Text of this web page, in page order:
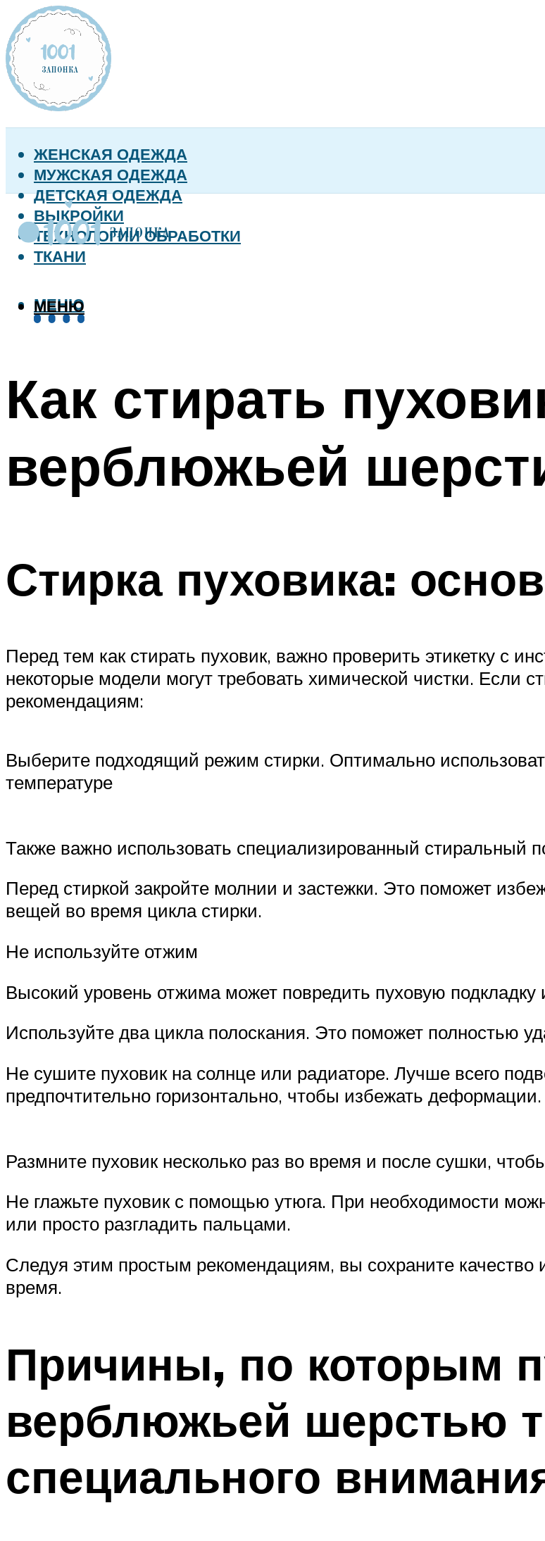
ЖЕНСКАЯ ОДЕЖДА
МУЖСКАЯ ОДЕЖДА
ДЕТСКАЯ ОДЕЖДА
ВЫКРОЙКИ
ТЕХНОЛОГИИ ОБРАБОТКИ
ТКАНИ
МЕНЮ
МЕНЮ
Как стирать
верблюжьей
Стирка пуховика:
Перед тем как стирать пуховик, важно проверить этикетку с
некоторые модели могут требовать химической чистки. Если
рекомендациям:
Выберите подходящий режим стирки. Оптимально
температуре
Также важно использовать специализированный стиральный
Перед стиркой закройте молнии и застежки. Это поможет
вещей во время цикла стирки.
Не используйте отжим
Высокий уровень отжима может повредить пуховую подкладку
Используйте два цикла полоскания. Это поможет полностью
Не сушите пуховик на солнце или радиаторе. Лучше всего
предпочтительно горизонтально, чтобы избежать деформации.
Размните пуховик несколько раз во время и после сушки,
Не глажьте пуховик с помощью утюга. При необходимости
или просто разгладить пальцами.
Следуя этим простым рекомендациям, вы сохраните качество
время.
Причины, по которым
верблюжьей шерстью
специального